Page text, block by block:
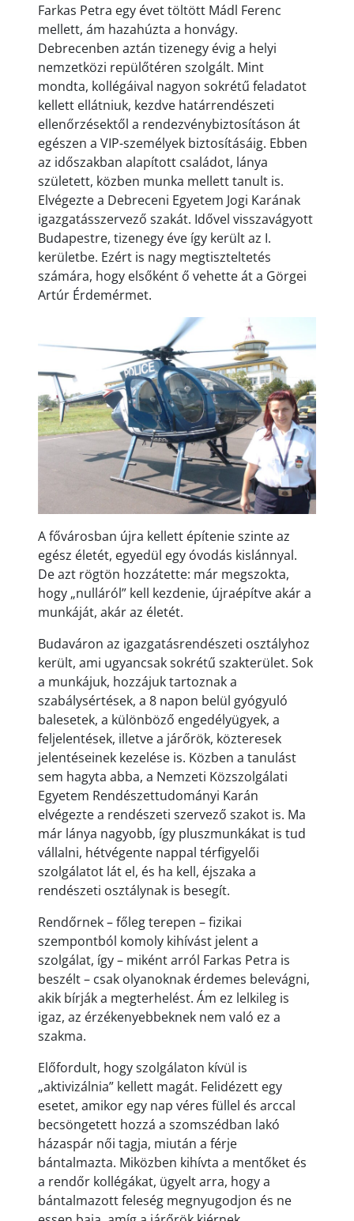
Farkas Petra egy évet töltött Mádl Ferenc
mellett, ám hazahúzta a honvágy.
Debrecenben aztán tizenegy évig a helyi
nemzetközi repülőtéren szolgált. Mint
mondta, kollégáival nagyon sokrétű feladatot
kellett ellátniuk, kezdve határrendészeti
ellenőrzésektől a rendezvénybiztosításon át
egészen a VIP-személyek biztosításáig. Ebben
az időszakban alapított családot, lánya
született, közben munka mellett tanult is.
Elvégezte a Debreceni Egyetem Jogi Karának
igazgatásszervező szakát. Idővel visszavágyott
Budapestre, tizenegy éve így került az I.
kerületbe. Ezért is nagy megtiszteltetés
számára, hogy elsőként ő vehette át a Görgei
Artúr Érdemérmet.
A fővárosban újra kellett építenie szinte az
egész életét, egyedül egy óvodás kislánnyal.
De azt rögtön hozzátette: már megszokta,
hogy „nulláról” kell kezdenie, újraépítve akár a
munkáját, akár az életét.
Budaváron az igazgatásrendészeti osztályhoz
került, ami ugyancsak sokrétű szakterület. Sok
a munkájuk, hozzájuk tartoznak a
szabálysértések, a 8 napon belül gyógyuló
balesetek, a különböző engedélyügyek, a
feljelentések, illetve a járőrök, közteresek
jelentéseinek kezelése is. Közben a tanulást
sem hagyta abba, a Nemzeti Közszolgálati
Egyetem Rendészettudományi Karán
elvégezte a rendészeti szervező szakot is. Ma
már lánya nagyobb, így pluszmunkákat is tud
vállalni, hétvégente nappal térfigyelői
szolgálatot lát el, és ha kell, éjszaka a
rendészeti osztálynak is besegít.
Rendőrnek – főleg terepen – fizikai
szempontból komoly kihívást jelent a
szolgálat, így – miként arról Farkas Petra is
beszélt – csak olyanoknak érdemes belevágni,
akik bírják a megterhelést. Ám ez lelkileg is
igaz, az érzékenyebbeknek nem való ez a
szakma.
Előfordult, hogy szolgálaton kívül is
„aktivizálnia” kellett magát. Felidézett egy
esetet, amikor egy nap véres füllel és arccal
becsöngetett hozzá a szomszédban lakó
házaspár női tagja, miután a férje
bántalmazta. Miközben kihívta a mentőket és
a rendőr kollégákat, ügyelt arra, hogy a
bántalmazott feleség megnyugodjon és ne